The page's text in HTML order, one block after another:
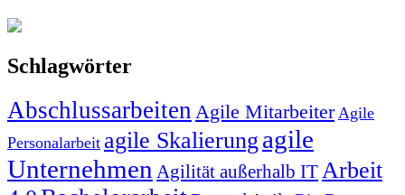
Schlagwörter
Abschlussarbeiten Agile Mitarbeiter Agile
Personalarbeit agile Skalierung agile
Unternehmen Agilität außerhalb IT Arbeit